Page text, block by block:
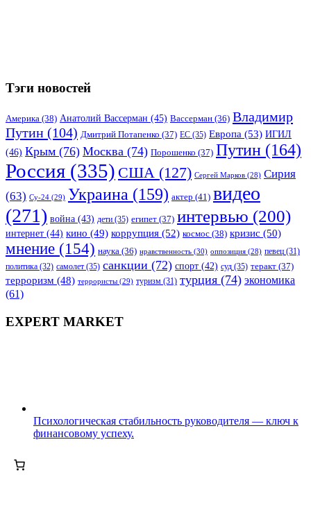
Тэги новостей
Америка (38) Анатолий Вассерман (45) Вассерман (36) Владимир
Путин (104) Дмитрий Потапенко (37) ЕС (35) Европа (53) ИГИЛ
(46) Крым (76) Москва (74) Порошенко (37) Путин (164)
Россия (335) США (127) Сергей Марков (28) Сирия
(63) Су-24 (29) Украина (159) актер (41) видео
(271) война (43) дети (35) египет (37) интервью (200)
интернет (44) кино (49) коррупция (52) космос (38) кризис (50)
мнение (154) наука (36) нравственность (30) оппозиция (28) певец (31)
политика (32) самолет (35) санкции (72) спорт (42) суд (35) теракт (37)
терроризм (48) террористы (29) туризм (31) турция (74) экономика
(61)
EXPERT MARKET
Психологическая стабильность руководителя — ключ к
финансовому успеху.